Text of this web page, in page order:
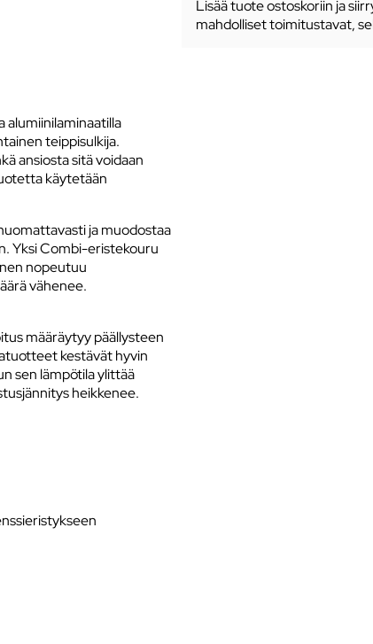
Lisää tuote ostoskoriin ja
mahdolliset toimitustavat,
alumiinilaminaatilla
teippisulkija.
ansiosta sitä voidaan
käytetään
ja muodostaa
Yksi Combi-eristekouru
nopeutuu
vähenee.
määräytyy päällysteen
kestävät hyvin
sen lämpötila ylittää
heikkenee.